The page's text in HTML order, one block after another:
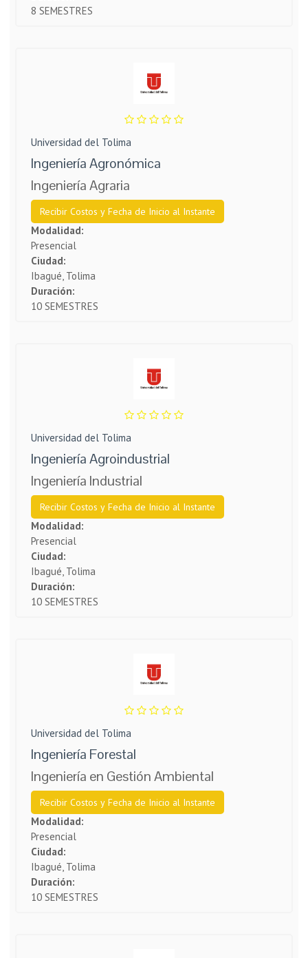
8 SEMESTRES
Universidad del Tolima
Ingeniería Agronómica
Ingeniería Agraria
Recibir Costos y Fecha de Inicio al Instante
Modalidad:
Presencial
Ciudad:
Ibagué, Tolima
Duración:
10 SEMESTRES
Universidad del Tolima
Ingeniería Agroindustrial
Ingeniería Industrial
Recibir Costos y Fecha de Inicio al Instante
Modalidad:
Presencial
Ciudad:
Ibagué, Tolima
Duración:
10 SEMESTRES
Universidad del Tolima
Ingeniería Forestal
Ingeniería en Gestión Ambiental
Recibir Costos y Fecha de Inicio al Instante
Modalidad:
Presencial
Ciudad:
Ibagué, Tolima
Duración:
10 SEMESTRES